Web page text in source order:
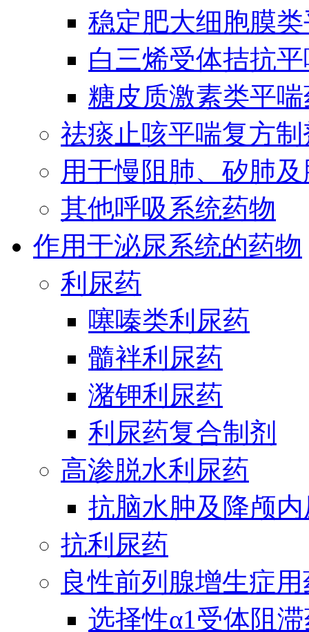
稳定肥大细胞膜
白三烯受体拮抗
糖皮质激素类平
祛痰止咳平喘复方制
用于慢阻肺、矽肺
其他呼吸系统药物
作用于泌尿系统的药物
利尿药
噻嗪类利尿药
髓袢利尿药
潴钾利尿药
利尿药复合制剂
高渗脱水利尿药
抗脑水肿及降颅
抗利尿药
良性前列腺增生症
选择性α1受体阻